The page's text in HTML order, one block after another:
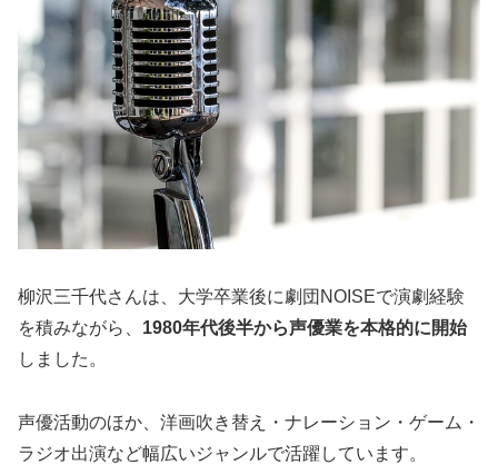
柳沢三千代さんは、大学卒業後に劇団NOISEで演劇経験
を積みながら、 1980年代後半から声優業を本格的に開始
しました。
声優活動のほか、洋画吹き替え・ナレーション・ゲーム・
ラジオ出演など幅広いジャンルで活躍しています。